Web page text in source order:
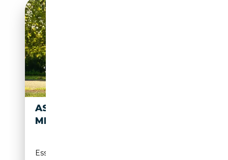
ASTON MARTIN DB
MK1
Essence